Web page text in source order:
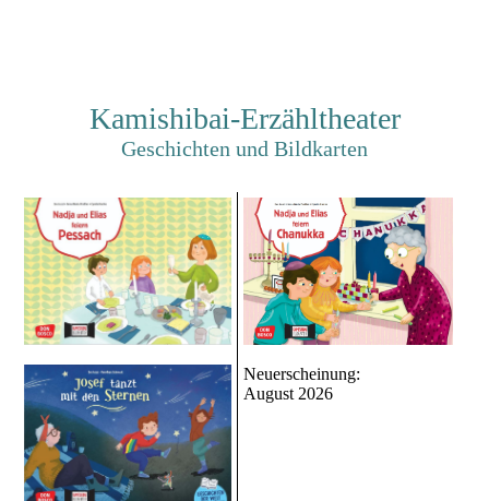
Kamishibai-Erzähltheater
Geschichten und Bildkarten
Neuerscheinung:
August 2026